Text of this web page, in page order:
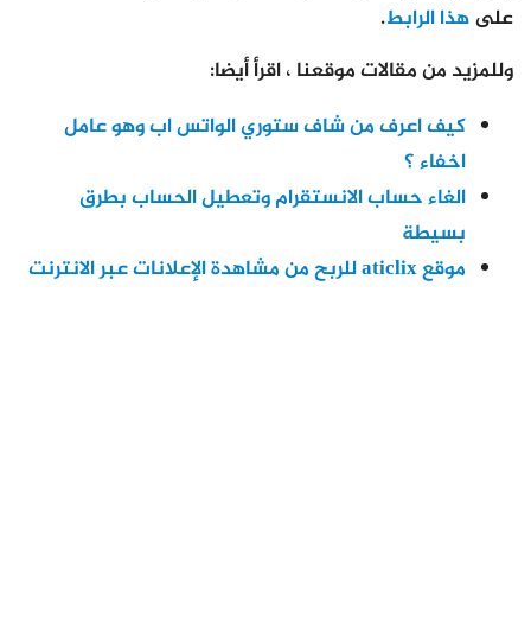
علىهذا الرابط.
وللمزيد من مقالات موقعنا ، اقرأ أيضا:
كيف اعرف من شاف ستوري الواتس اب وهو عامل
اخفاء ؟
الغاء حساب الانستقرام وتعطيل الحساب بطرق
بسيطة
موقع aticlix للربح من مشاهدة الإعلانات عبر الانترنت